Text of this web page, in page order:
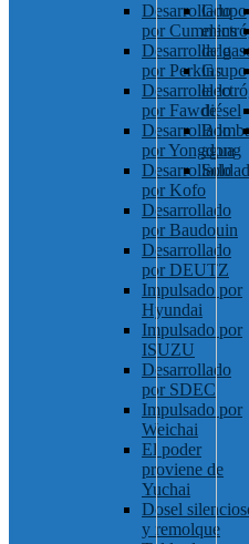
Desarrollado
por Cummins
Desarrollado
por Perkins
Desarrollado
por Fawde
Desarrollado
por Yongdong
Desarrollado
por Kofo
Desarrollado
por Baudouin
Desarrollado
por DEUTZ
Impulsado por
Hyundai
Impulsado por
ISUZU
Desarrollado
por SDEC
Impulsado por
Weichai
El poder
proviene de
Yuchai
Dosel
y remolque
Grupo
de
Grupo
diésel
agua